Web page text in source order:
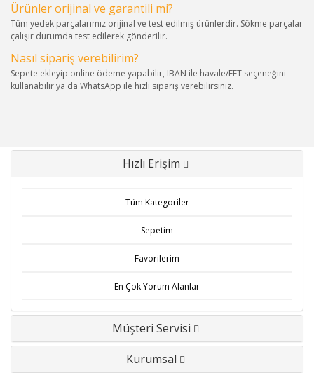
Ürünler orijinal ve garantili mi?
Tüm yedek parçalarımız orijinal ve test edilmiş ürünlerdir. Sökme parçalar
çalışır durumda test edilerek gönderilir.
Nasıl sipariş verebilirim?
Sepete ekleyip online ödeme yapabilir, IBAN ile havale/EFT seçeneğini
kullanabilir ya da WhatsApp ile hızlı sipariş verebilirsiniz.
Hızlı Erişim
Tüm Kategoriler
Sepetim
Favorilerim
En Çok Yorum Alanlar
Müşteri Servisi
Kurumsal